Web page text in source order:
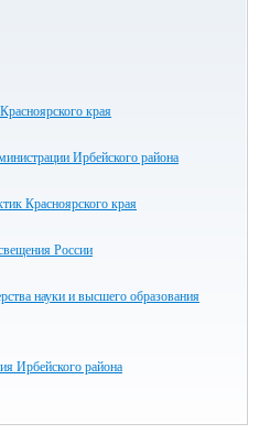
края
Ирбейского района
Красноярского края
России
науки и высшего образования
Ирбейского района